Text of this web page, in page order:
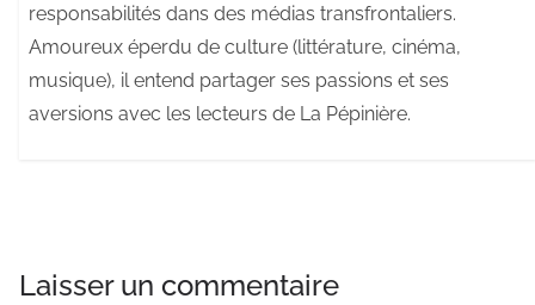
responsabilités dans des médias transfrontaliers.
Amoureux éperdu de culture (littérature, cinéma,
musique), il entend partager ses passions et ses
aversions avec les lecteurs de La Pépinière.
Laisser un commentaire